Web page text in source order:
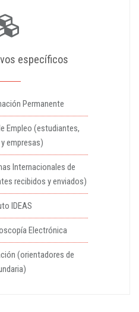
específicos
Permanente
Empleo (estudiantes,
empresas)
Internacionales de
recibidos y enviados)
IDEAS
Electrónica
(orientadores de